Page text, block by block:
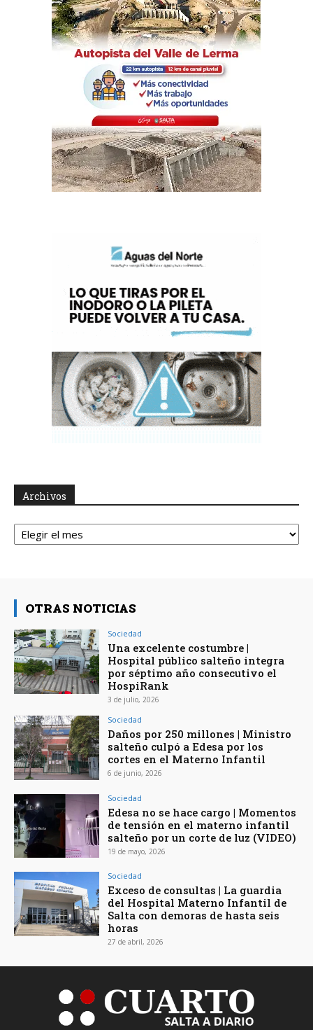
Archivos
Archivos
OTRAS NOTICIAS
Sociedad
Una excelente costumbre |
Hospital público salteño integra
por séptimo año consecutivo el
HospiRank
3 de julio, 2026
Sociedad
Daños por 250 millones | Ministro
salteño culpó a Edesa por los
cortes en el Materno Infantil
6 de junio, 2026
Sociedad
Edesa no se hace cargo | Momentos
de tensión en el materno infantil
salteño por un corte de luz (VIDEO)
19 de mayo, 2026
Sociedad
Exceso de consultas | La guardia
del Hospital Materno Infantil de
Salta con demoras de hasta seis
horas
27 de abril, 2026